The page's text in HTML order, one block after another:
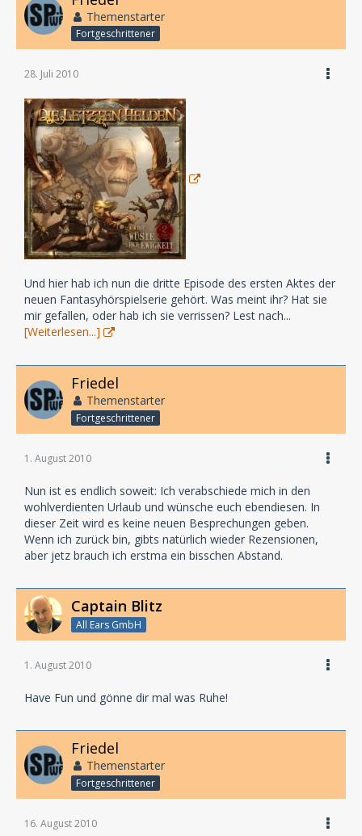
Themenstarter
Fortgeschrittener
28. Juli 2010
Und hier hab ich nun die dritte Episode des ersten Aktes der
neuen Fantasyhörspielserie gehört. Was meint ihr? Hat sie
mir gefallen, oder hab ich sie verrissen? Lest nach...
[Weiterlesen...]
Friedel
Themenstarter
Fortgeschrittener
1. August 2010
Nun ist es endlich soweit: Ich verabschiede mich in den
wohlverdienten Urlaub und wünsche euch ebendiesen. In
dieser Zeit wird es keine neuen Besprechungen geben.
Wenn ich zurück bin, gibts natürlich wieder Rezensionen,
aber jetz brauch ich erstma ein bisschen Abstand.
Captain Blitz
All Ears GmbH
1. August 2010
Have Fun und gönne dir mal was Ruhe!
Friedel
Themenstarter
Fortgeschrittener
16. August 2010